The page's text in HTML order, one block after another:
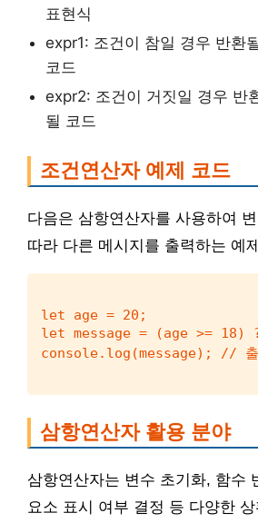
표현식
expr1: 조건이 참일 경우 반환
코드
expr2: 조건이 거짓일 경우 반
될 코드
조건연산자 예제 코드
다음은 삼항연산자를 사용하여 변
따라 다른 메시지를 출력하는 예
let age = 20;
let message = (age >= 18)
삼항연산자 활용 분야
삼항연산자는 변수 초기화, 함수
요소 표시 여부 결정 등 다양한